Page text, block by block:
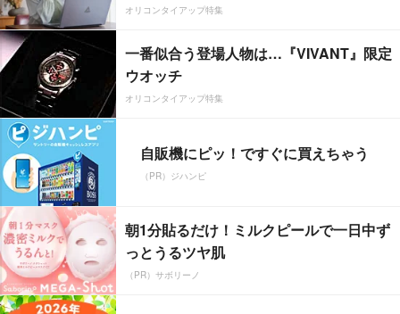
オリコンタイアップ特集
一番似合う登場人物は…『VIVANT』限定
ウオッチ
オリコンタイアップ特集
自販機にピッ！ですぐに買えちゃう
（PR）ジハンピ
朝1分貼るだけ！ミルクピールで一日中ず
っとうるツヤ肌
（PR）サボリーノ